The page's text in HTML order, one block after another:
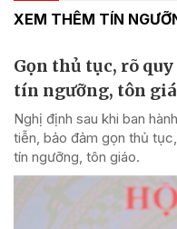
XEM THÊM TÍN
Gọn thủ tục, rõ
tín ngưỡng, tôn
Nghị định sau khi ban
tiễn, bảo đảm gọn thủ
tín ngưỡng, tôn giáo.